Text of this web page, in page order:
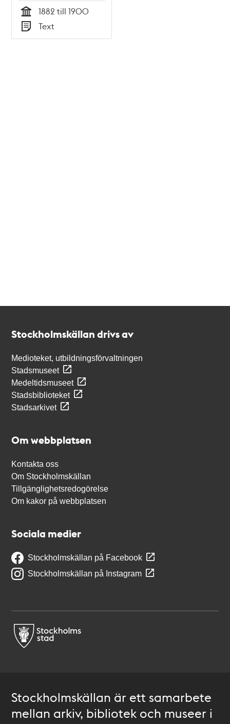
Tid
1882 till 1900
Typ
Text
Stockholmskällan drivs av
Medioteket, utbildningsförvaltningen
Stadsmuseet
Medeltidsmuseet
Stadsbiblioteket
Stadsarkivet
Om webbplatsen
Kontakta oss
Om Stockholmskällan
Tillgänglighetsredogörelse
Om kakor på webbplatsen
Sociala medier
Stockholmskällan på Facebook
Stockholmskällan på Instagram
Stockholmskällan är ett samarbete
mellan arkiv, bibliotek och museer i